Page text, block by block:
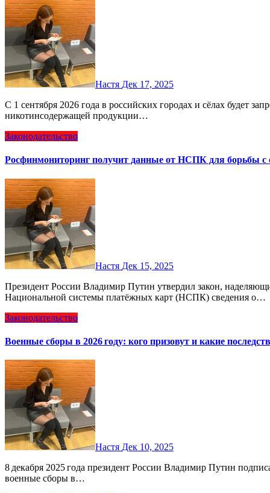
Настя Дек 17, 2025
С 1 сентября 2026 года в российских городах и сёлах будет запрещена розничная продажа табачной и
никотинсодержащей продукции…
Законодательство
Росфинмониторинг получит данные от НСПК для борьбы с
Настя Дек 15, 2025
Президент России Владимир Путин утвердил закон, наделяющий Росфинмониторинг правом запрашивать у
Национальной системы платёжных карт (НСПК) сведения о…
Законодательство
Военные сборы в 2026 году: кого призовут и какие
Настя Дек 10, 2025
8 декабря 2025 года президент России Владимир Путин подписал указ о призыве граждан, пребывающих в запасе, на
военные сборы в…